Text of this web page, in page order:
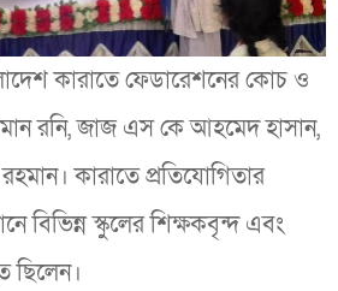
কারাতে ফেডারেশনের কোচ ও
রনি, জাজ এস কে আহমেদ হাসান,
কারাতে প্রতিযোগিতার
বিভিন্ন স্কুলের শিক্ষকবৃন্দ এবং
ছিলেন।